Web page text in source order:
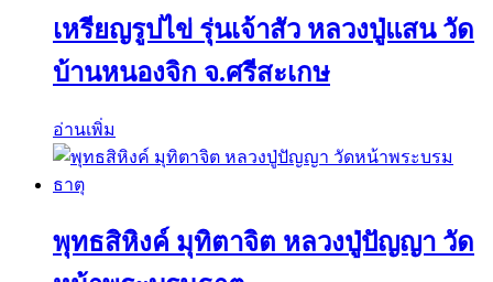
เหรียญรูปไข่ รุ่นเจ้าสัว หลวงปู่แสน วัด
บ้านหนองจิก จ.ศรีสะเกษ
อ่านเพิ่ม
พุทธสิหิงค์ มุทิตาจิต หลวงปู่ปัญญา วัด